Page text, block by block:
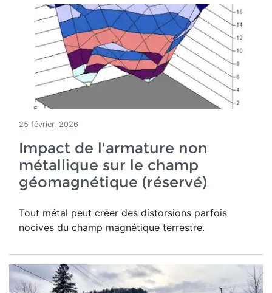
25 février, 2026
Impact de l'armature non
métallique sur le champ
géomagnétique (réservé)
Tout métal peut créer des distorsions parfois
nocives du champ magnétique terrestre.